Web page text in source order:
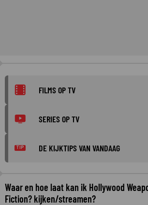
FILMS OP TV
SERIES OP TV
TIP DE KIJKTIPS VAN VANDAAG
Waar en hoe laat kan ik Hollywood
Fiction? kijken/streamen?